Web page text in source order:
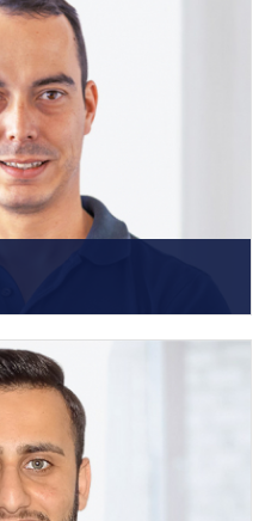
+49 7231 44434-32
E-Mail senden